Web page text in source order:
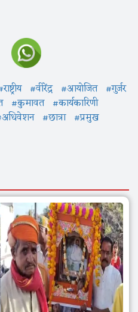
#वीरेंद्र #आयोजित #गुर्जर
#कुमावत #कार्यकारिणी
#छात्रा #प्रमुख